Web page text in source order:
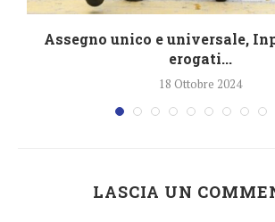
Assegno unico e universale,
erogati...
18 Ottobre 2024
LASCIA UN